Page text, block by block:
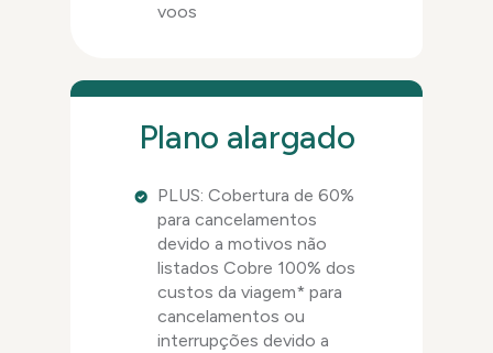
voos
Plano alargado
PLUS: Cobertura de 60%
para cancelamentos
devido a motivos não
listados Cobre 100% dos
custos da viagem* para
cancelamentos ou
interrupções devido a